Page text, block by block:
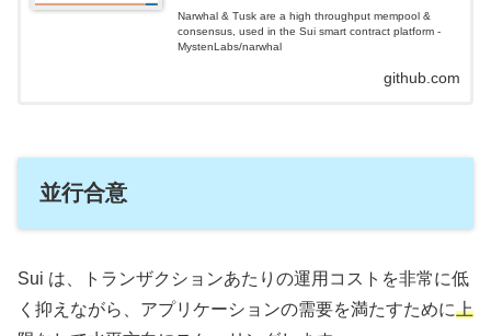
Narwhal & Tusk are a high throughput mempool &
consensus, used in the Sui smart contract platform -
MystenLabs/narwhal
github.com
並行合意
Sui は、トランザクションあたりの運用コストを非常に低
く抑えながら、アプリケーションの需要を満たすために上